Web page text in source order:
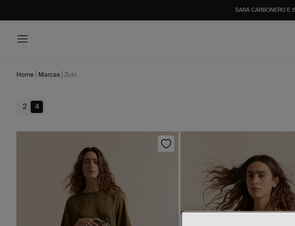
IDENTIFÍCATE COMO
Home Marcas Zubi
2 4